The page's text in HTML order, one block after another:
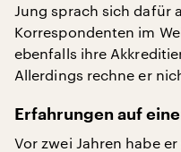
Jung sprach sich dafür
Korrespondenten im
ebenfalls ihre
Allerdings rechne er
Erfahrungen auf
Vor zwei Jahren habe